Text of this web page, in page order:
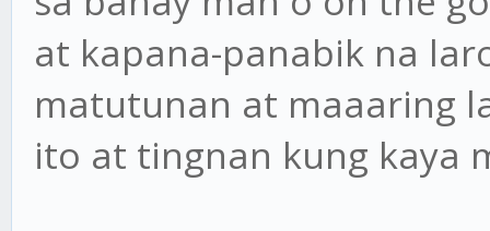
at kapana-panabik na
matutunan at maaaring
ito at tingnan kung kaya